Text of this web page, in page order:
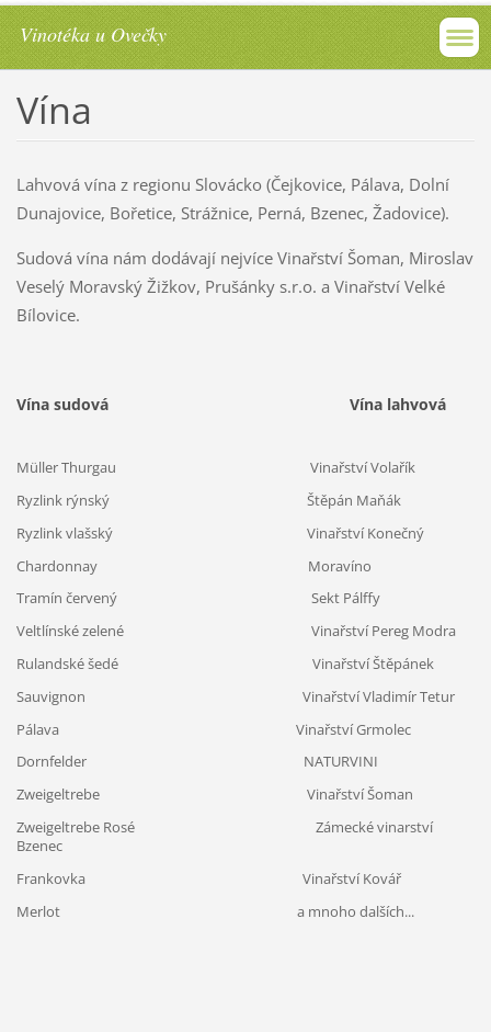
Vinotéka u Ovečky
Vína
Lahvová vína z regionu Slovácko (Čejkovice, Pálava, Dolní
Dunajovice, Bořetice, Strážnice, Perná, Bzenec, Žadovice).
Sudová vína nám dodávají nejvíce Vinařství Šoman, Miroslav
Veselý Moravský Žižkov, Prušánky s.r.o. a Vinařství Velké
Bílovice.
Vína sudová Vína lahvová
Müller Thurgau Vinařství Volařík
Ryzlink rýnský Štěpán Maňák
Ryzlink vlašský Vinařství Konečný
Chardonnay Moravíno
Tramín červený Sekt Pálffy
Veltlínské zelené Vinařství Pereg Modra
Rulandské šedé Vinařství Štěpánek
Sauvignon Vinařství Vladimír Tetur
Pálava Vinařství Grmolec
Dornfelder NATURVINI
Zweigeltrebe Vinařství Šoman
Zweigeltrebe Rosé Zámecké vinarství
Bzenec
Frankovka Vinařství Kovář
Merlot a mnoho dalších...